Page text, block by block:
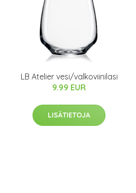
LB Atelier vesi/valkoviinilasi
9.99 EUR
LISÄTIETOJA